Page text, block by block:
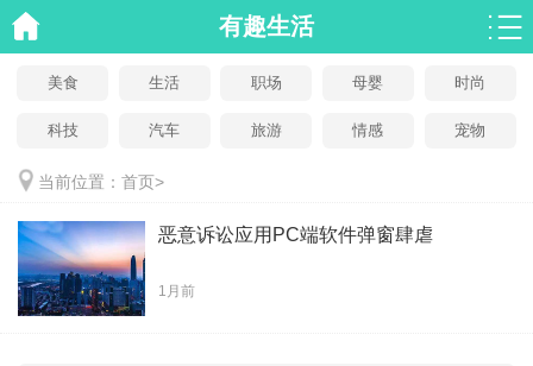
有趣生活
美食 生活 职场 母婴 时尚
科技 汽车 旅游 情感 宠物
当前位置： 首页>
恶意诉讼应用PC端软件弹窗肆虐
1月前